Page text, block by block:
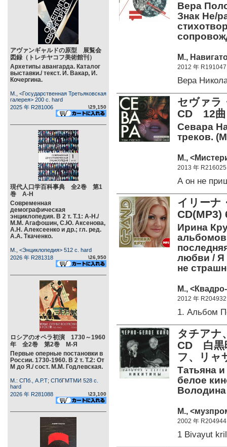
アヴァンギャルドの原型 展覧会
図録（トレチヤコフ美術館刊）
Архетипы авангарда. Каталог
выставки./ текст. И. Вакар, И.
Кочергина.
М., <Государственная Третьяковская
галерея> 200 c. hard
2025 年 R281006
\29,150
現代人口学百科事典 全2巻 第1
巻 А-Н
Современная
демографическая
энциклопедия. В 2 т. Т.1: А-Н./
М.М. Агафошин, С.Ю. Аксенова,
А.Н. Алексеенко и др.; гл. ред.
А.А. Ткаченко.
М., <Энциклопедия> 512 c. hard
2026 年 R281318
\26,950
ロシアのオペラ初演 1730～1960
年 全2巻 第2巻 М-Я
Первые оперные постановки в
России. 1730-1960. В 2 т. Т.2: От
М до Я./ сост. М.М. Годлевская.
М.: СПб., А.Р.Т; СПбГМТМИ 528 c.
hard
2026 年 R281088
\23,100
Вера
Знак Не/
М.,
2012 年 R191047
Вера
セヴァ
CD 12曲
Севара
треков.
М.,
2013 年 R216025
А он не
イリー
Ирина
альбомов
любви / Я
не
М.,
2012 年 R204932
1. Альбом
タチア
CD 白黒
フ、リャ
Татьяна
белое
Володина
М.,
2002 年 R204944
1 Bivayut